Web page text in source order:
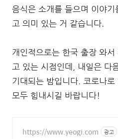
음식은 소개를 들으며 이야
고 의미 있는 거 같습니다.
개인적으로는 한국 출장 와
고 있는 시점인데, 내일은 다
기대되는 밤입니다. 코로나
모두 힘내시길 바랍니다!
https://www.yeogi.com 광고